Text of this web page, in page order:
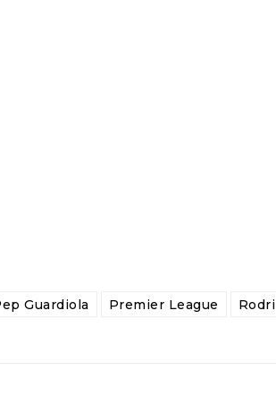
Guardiola Premier League Rodri